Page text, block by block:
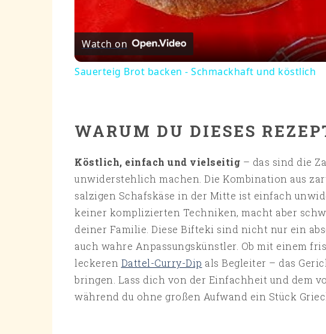
Video
Watch on
Sauerteig Brot backen - Schmackhaft und köstlich
WARUM DU DIESES
Köstlich, einfach und vielseitig – das sind die
unwiderstehlich machen. Die Kombination aus
salzigen Schafskäse in der Mitte ist einfach
keiner komplizierten Techniken, macht aber
deiner Familie. Diese Bifteki sind nicht nur ein
auch wahre Anpassungskünstler. Ob mit einem
leckeren Dattel-Curry-Dip als Begleiter – das
bringen. Lass dich von der Einfachheit und dem
während du ohne großen Aufwand ein Stück